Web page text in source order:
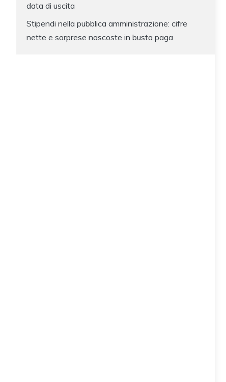
data di uscita
Stipendi nella pubblica amministrazione: cifre
nette e sorprese nascoste in busta paga